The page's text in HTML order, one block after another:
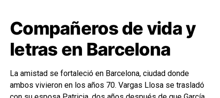
Compañeros de vida y
letras en Barcelona
La amistad se fortaleció en Barcelona, ciudad donde
ambos vivieron en los años 70. Vargas Llosa se trasladó